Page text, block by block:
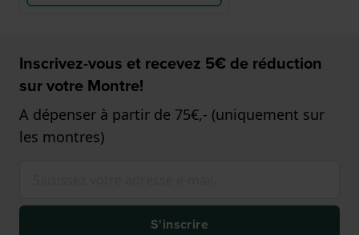
Inscrivez-vous et recevez 5€ de réduction
sur votre Montre!
A dépenser à partir de 75€,- (uniquement sur
les montres)
S'inscrire